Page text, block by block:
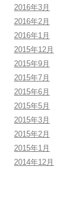
2016年3月
2016年2月
2016年1月
2015年12月
2015年9月
2015年7月
2015年6月
2015年5月
2015年3月
2015年2月
2015年1月
2014年12月